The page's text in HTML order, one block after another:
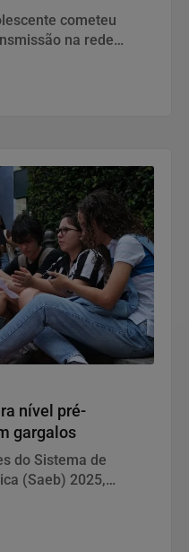
cometeu
na rede
nível pré-
gargalos
do Sistema de
(Saeb) 2025,
mostram que, apesar